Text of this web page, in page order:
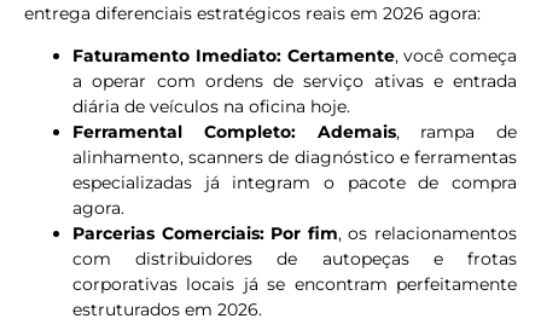
entrega diferenciais estratégicos reais em 2026 agora:
Faturamento Imediato: Certamente, você começa
a operar com ordens de serviço ativas e entrada
diária de veículos na oficina hoje.
Ferramental Completo:
Ademais, rampa de
alinhamento, scanners de diagnóstico e ferramentas
especializadas já integram o pacote de compra
agora.
Parcerias Comerciais: Por fim, os relacionamentos
com distribuidores de autopeças e frotas
corporativas locais já se encontram perfeitamente
estruturados em 2026.